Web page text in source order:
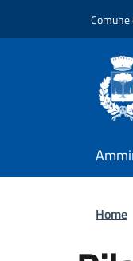
Comune
Home